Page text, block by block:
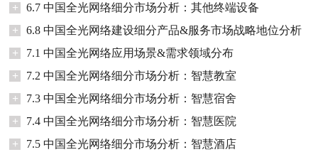
+
6.7 中国全光网络细分市场分析：其他终端设备
+
6.8 中国全光网络建设细分产品&服务市场战略地位分析
+
7.1 中国全光网络应用场景&需求领域分布
+
7.2 中国全光网络细分市场分析：智慧教室
+
7.3 中国全光网络细分市场分析：智慧宿舍
+
7.4 中国全光网络细分市场分析：智慧医院
+
7.5 中国全光网络细分市场分析：智慧酒店